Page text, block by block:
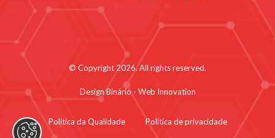
© Copyright 2026. All rights reserved.
Design Binário - Web Innovation
Política da Qualidade Política de privacidade